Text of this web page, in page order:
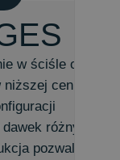
w ściśle
cenie
różnych
pozwala